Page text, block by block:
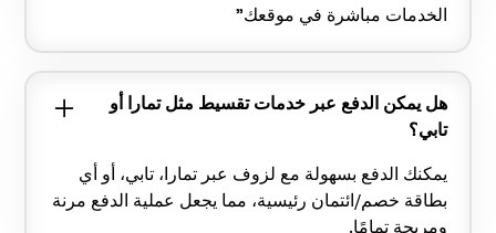
الخدمات مباشرة في موقعك"
هل يمكن الدفع عبر خدمات تقسيط مثل تمارا أو
تابي؟
يمكنك الدفع بسهولة مع لزوف عبر تمارا، تابي، أو أي
بطاقة خصم/ائتمان رئيسية، مما يجعل عملية الدفع مرنة
ومريحة تمامًا.